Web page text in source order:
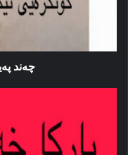
چەند
پاركا